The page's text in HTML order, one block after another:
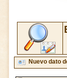
Nuevo dato